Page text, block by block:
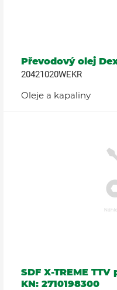
Převodový olej
20421020WEKR
Oleje a kapaliny
SDF X-TREME
KN: 2710198300